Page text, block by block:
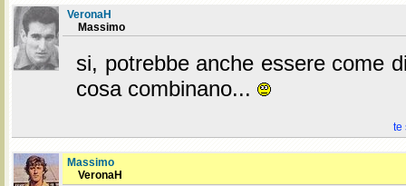
VeronaH
Massimo
si, potrebbe anche essere come
cosa combinano...
te
Massimo
VeronaH